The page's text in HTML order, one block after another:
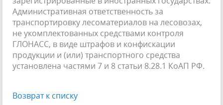
Административная ответственность за
транспортировку лесоматериалов на лесовозах,
не укомплектованных средствами контроля
ГЛОНАСС, в виде штрафов и конфискации
продукции и (или) транспортного средства
установлена частями 7 и 8 статьи 8.28.1 КоАП РФ.
Возврат к списку